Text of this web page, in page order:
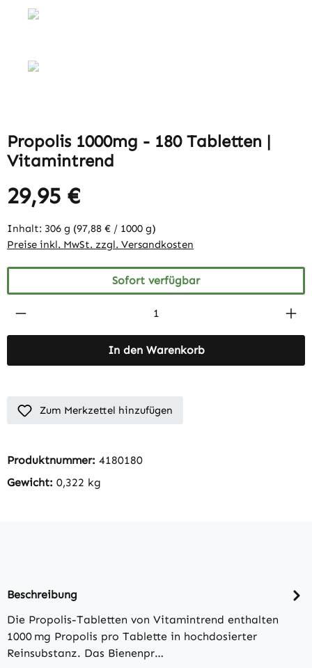
Propolis 1000mg - 180 Tabletten |
Vitamintrend
29,95 €
Inhalt: 306 g (97,88 € / 1000 g)
Preise inkl. MwSt. zzgl. Versandkosten
Sofort verfügbar
Produkt Anzahl: Gib den gewünschten
In den Warenkorb
Zum Merkzettel hinzufügen
Produktnummer: 4180180
Gewicht: 0,322 kg
Beschreibung
Die Propolis-Tabletten von Vitamintrend enthalten
1000 mg Propolis pro Tablette in hochdosierter
Reinsubstanz. Das Bienenpr…